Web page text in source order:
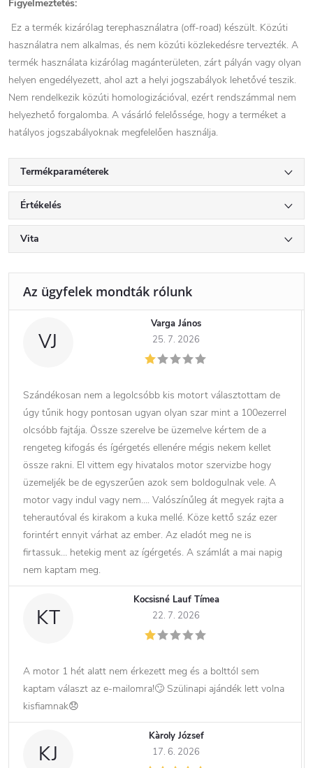
Figyelmeztetés:
Ez a termék kizárólag terephasználatra (off-road) készült. Közúti
használatra nem alkalmas, és nem közúti közlekedésre tervezték. A
termék használata kizárólag magánterületen, zárt pályán vagy olyan
helyen engedélyezett, ahol azt a helyi jogszabályok lehetővé teszik.
Nem rendelkezik közúti homologizációval, ezért rendszámmal nem
helyezhető forgalomba. A vásárló felelőssége, hogy a terméket a
hatályos jogszabályoknak megfelelően használja.
Termékparaméterek
Értékelés
Vita
VJ
Varga János
25. 7. 2026
Szándékosan nem a legolcsóbb kis motort választottam de
úgy tűnik hogy pontosan ugyan olyan szar mint a 100ezerrel
olcsóbb fajtája. Össze szerelve be üzemelve kértem de a
rengeteg kifogás és ígérgetés ellenére mégis nekem kellet
össze rakni. El vittem egy hivatalos motor szervizbe hogy
üzemeljék be de egyszerűen azok sem boldogulnak vele. A
motor vagy indul vagy nem…. Valószínűleg át megyek rajta a
teherautóval és kirakom a kuka mellé. Köze kettő száz ezer
forintért ennyit várhat az ember. Az eladót meg ne is
firtassuk… hetekig ment az ígérgetés. A számlát a mai napig
nem kaptam meg.
KT
Kocsisné Lauf Tímea
22. 7. 2026
A motor 1 hét alatt nem érkezett meg és a bolttól sem
kaptam választ az e-mailomra!🙄 Szülinapi ajándék lett volna
kisfiamnak😞
KJ
Kàroly József
17. 6. 2026